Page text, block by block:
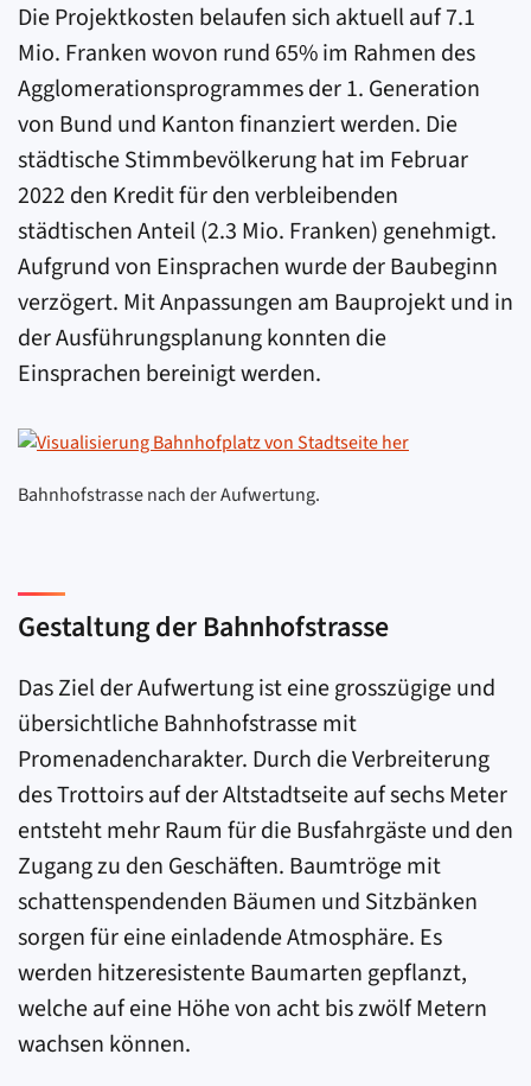
Die Projektkosten belaufen sich aktuell auf 7.1
Mio. Franken wovon rund 65% im Rahmen des
Agglomerationsprogrammes der 1. Generation
von Bund und Kanton finanziert werden. Die
städtische Stimmbevölkerung hat im Februar
2022 den Kredit für den verbleibenden
städtischen Anteil (2.3 Mio. Franken) genehmigt.
Aufgrund von Einsprachen wurde der Baubeginn
verzögert. Mit Anpassungen am Bauprojekt und in
der Ausführungsplanung konnten die
Einsprachen bereinigt werden.
Bahnhofstrasse nach der Aufwertung.
Gestaltung der Bahnhofstrasse
Das Ziel der Aufwertung ist eine grosszügige und
übersichtliche Bahnhofstrasse mit
Promenadencharakter. Durch die Verbreiterung
des Trottoirs auf der Altstadtseite auf sechs Meter
entsteht mehr Raum für die Busfahrgäste und den
Zugang zu den Geschäften. Baumtröge mit
schattenspendenden Bäumen und Sitzbänken
sorgen für eine einladende Atmosphäre. Es
werden hitzeresistente Baumarten gepflanzt,
welche auf eine Höhe von acht bis zwölf Metern
wachsen können.